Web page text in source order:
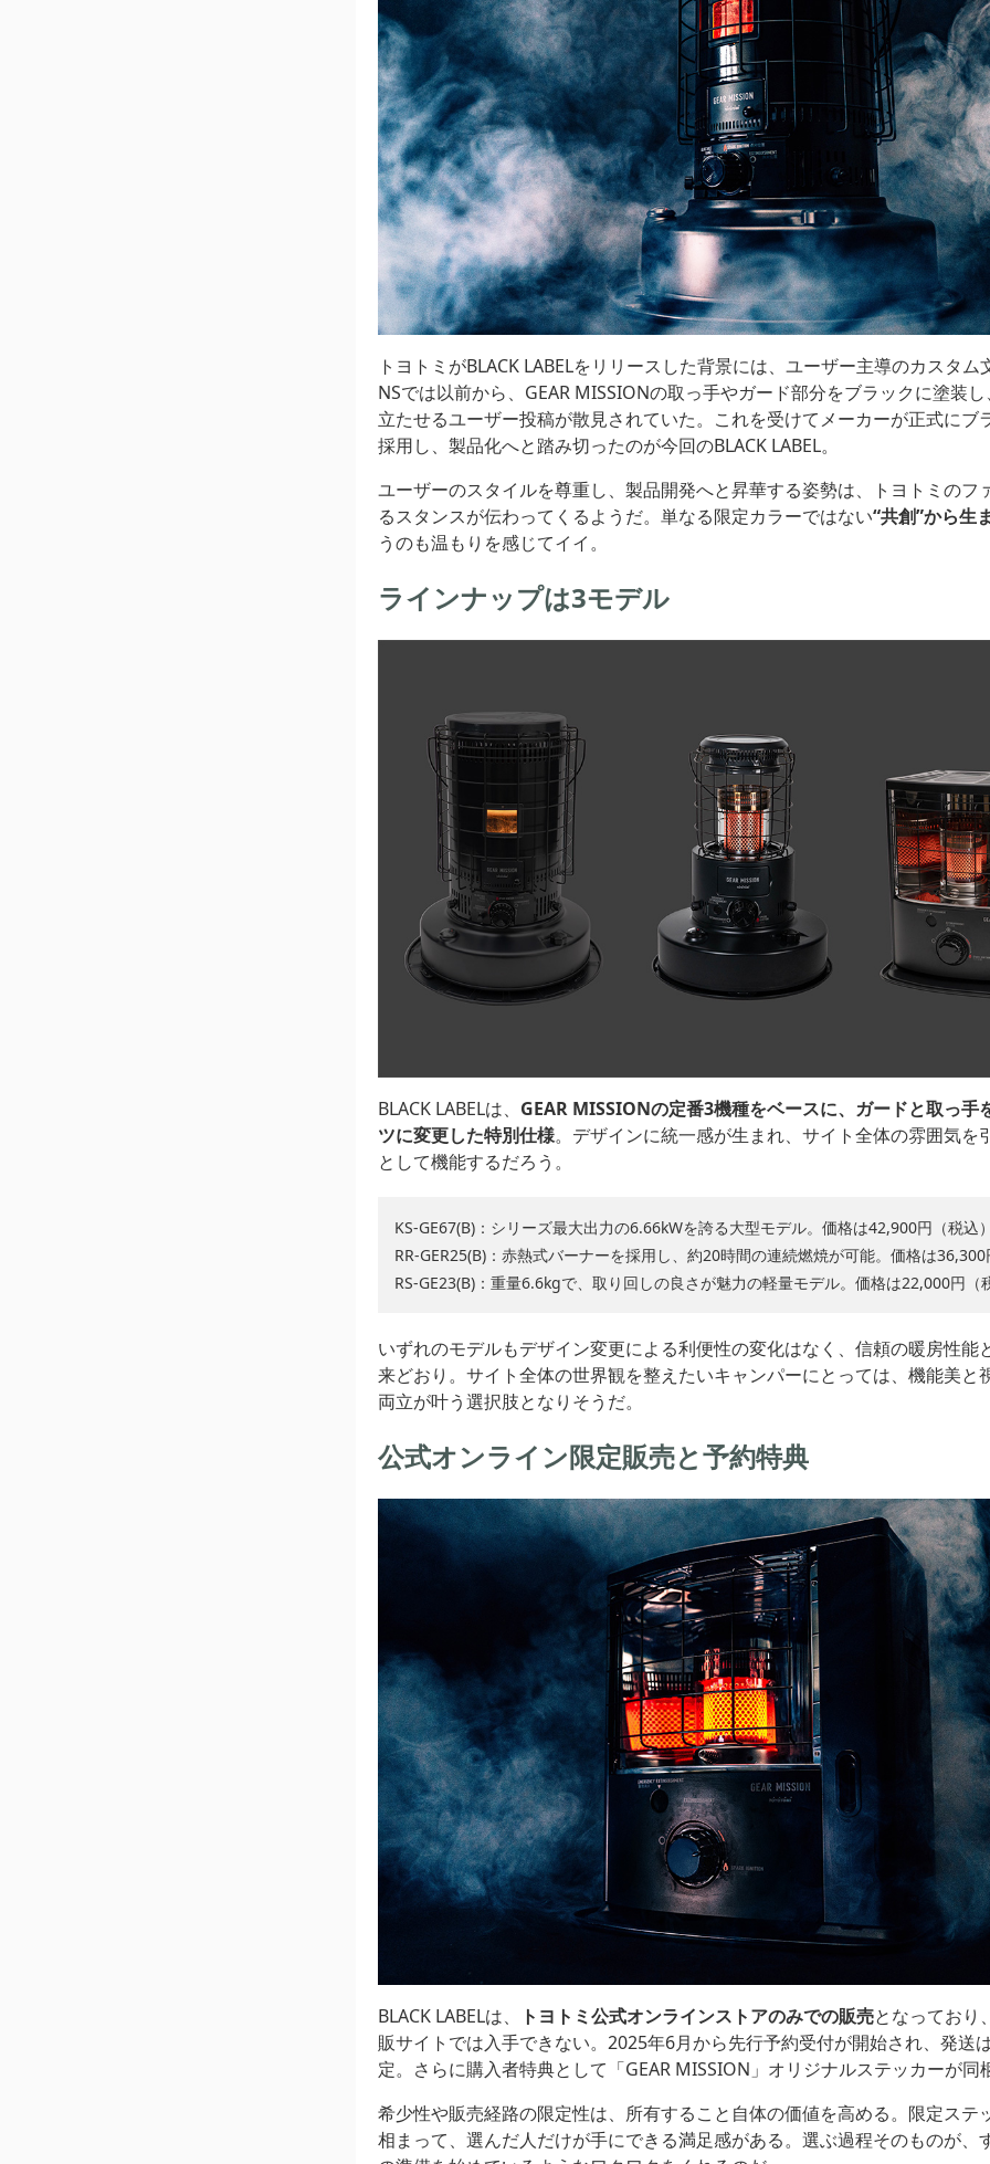
トヨトミがBLACK LABELをリリースした背景には、ユーザー主導のカスタム
NSでは以前から、GEAR MISSIONの取っ手やガード部分をブラックに塗装
立たせるユーザー投稿が散見されていた。これを受けてメーカーが正式にブ
採用し、製品化へと踏み切ったのが今回のBLACK LABEL。
ユーザーのスタイルを尊重し、製品開発へと昇華する姿勢は、トヨトミのフ
るスタンスが伝わってくるようだ。単なる限定カラーではない“共創”から生
うのも温もりを感じてイイ。
ラインナップは3モデル
BLACK LABELは、 GEAR MISSIONの定番3機種をベースに、ガードと取っ手
ツに変更した特別仕様。デザインに統一感が生まれ、サイト全体の雰囲気を
として機能するだろう。
KS-GE67(B)：シリーズ最大出力の6.66kWを誇る大型モデル。価格は42,900円（税込
RR-GER25(B)：赤熱式バーナーを採用し、約20時間の連続燃焼が可能。価格は
RS-GE23(B)：重量6.6kgで、取り回しの良さが魅力の軽量モデル。価格は22,000円（
いずれのモデルもデザイン変更による利便性の変化はなく、信頼の暖房性能
来どおり。サイト全体の世界観を整えたいキャンパーにとっては、機能美と
両立が叶う選択肢となりそうだ。
公式オンライン限定販売と予約特典
BLACK LABELは、 トヨトミ公式オンラインストアのみでの販売となっており
販サイトでは入手できない。2025年6月から先行予約受付が開始され、発送
定。さらに購入者特典として「GEAR MISSION」オリジナルステッカーが同
希少性や販売経路の限定性は、所有すること自体の価値を高める。限定ステ
相まって、選んだ人だけが手にできる満足感がある。選ぶ過程そのものが、